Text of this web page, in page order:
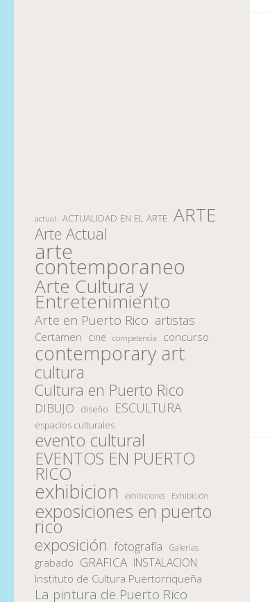
actual ACTUALIDAD EN EL ARTE ARTE
Arte Actual
arte
contemporaneo
Arte Cultura y
Entretenimiento
Arte en Puerto Rico artistas
Certamen cine competencia concurso
contemporary art
cultura
Cultura en Puerto Rico
DIBUJO diseño ESCULTURA
espacios culturales
evento cultural
EVENTOS EN PUERTO
RICO
exhibicion exhibiciones Exhibición
exposiciones en puerto
rico
exposición fotografía Galerias
grabado GRAFICA INSTALACION
Instituto de Cultura Puertorriqueña
La pintura de Puerto Rico